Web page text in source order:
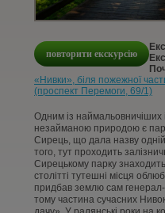
СТАТТІ
УВІЙТИ
повторити екскурсію
«Нивки», біля пожежної
(проспект Перемоги, 69/1)
Одним із наймальовничіших і
незайманою природою є
Сирець, що дала назву одній
того, тут проходить
Сирецькому парку
столітті тутешні місця
придбав землю сам генерал-
тому частина сучасних